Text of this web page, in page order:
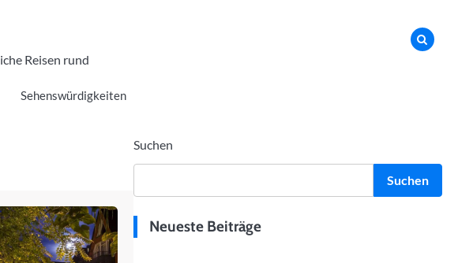
Reisen rund
Sehenswürdigkeiten
Suchen
Suchen
Neueste Beiträge